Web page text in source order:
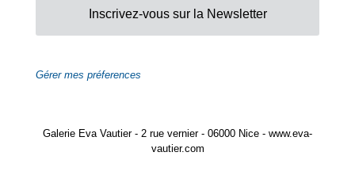
Inscrivez-vous sur la Newsletter
Gérer mes préferences
Galerie Eva Vautier - 2 rue vernier - 06000 Nice - www.eva-
vautier.com